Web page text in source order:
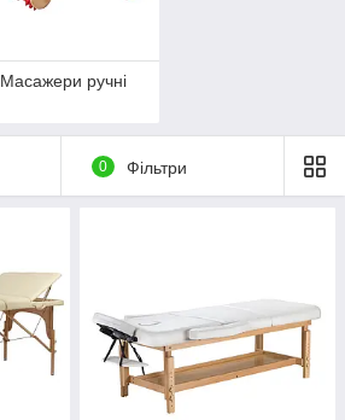
Масажери ручні
0 Фільтри